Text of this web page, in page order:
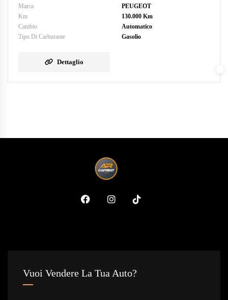
Marca
PEUGEOT
Km
130.000 Km
Cambio
Automatico
Tipo Di Carburante
Gasolio
Dettaglio
Vuoi Vendere La Tua Auto?